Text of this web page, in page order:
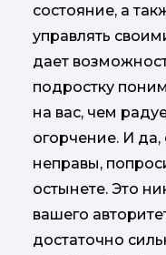
состояние, а
управлять
дает
подростку
на вас, чем
огорчение. И да,
неправы,
остынете. Это
вашего
достаточно